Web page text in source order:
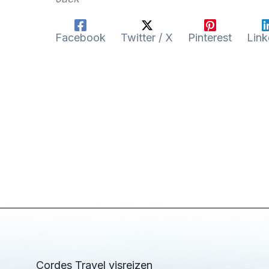
Facebook Twitter / X Pinterest
Cordes Travel visreizen